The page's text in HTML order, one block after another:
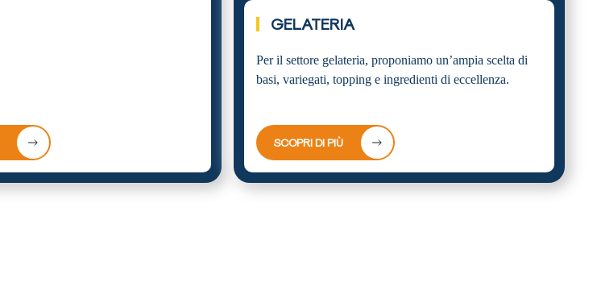
GELATERIA
Per il settore gelateria, proponiamo un’ampia scelta di
basi, variegati, topping e ingredienti di eccellenza.
SCOPRI DI PIÙ